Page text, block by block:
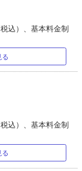
込）、基本料金制
る
込）、基本料金制
る